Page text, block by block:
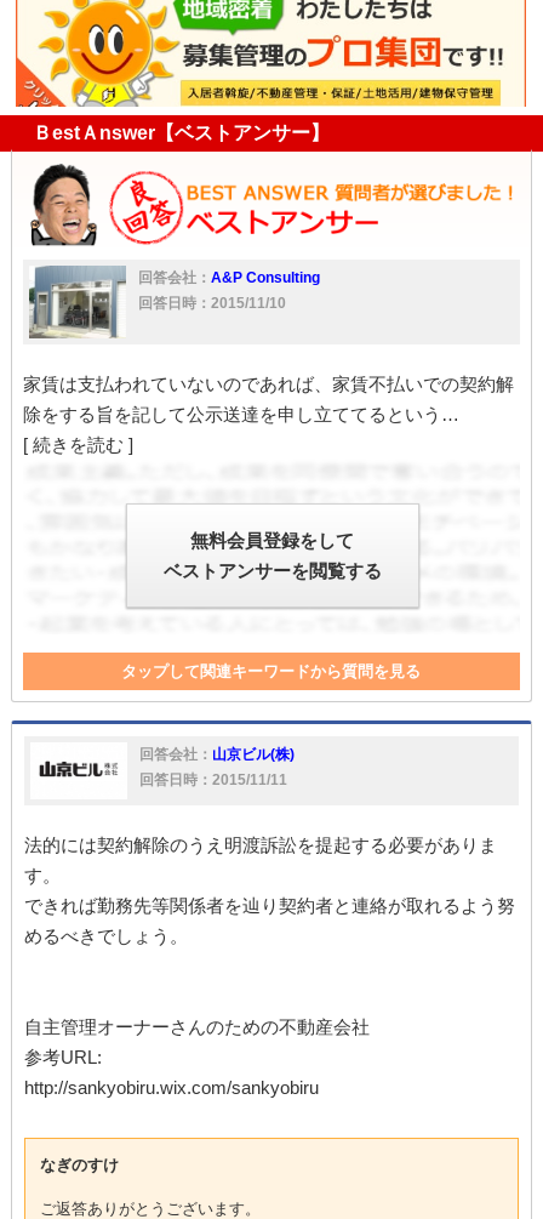
ＢestＡnswer【ベストアンサー】
回答会社： A&P Consulting
回答日時：2015/11/10
家賃は支払われていないのであれば、家賃不払いでの契約解
除をする旨を記して公示送達を申し立ててるという…
[ 続きを読む ]
無料会員登録をして
ベストアンサーを閲覧する
タップして関連キーワードから質問を見る
契約解除 訴訟 家 家賃 電話 明け渡し
回答会社： 山京ビル(株)
回答日時：2015/11/11
法的には契約解除のうえ明渡訴訟を提起する必要がありま
す。
できれば勤務先等関係者を辿り契約者と連絡が取れるよう努
めるべきでしょう。
自主管理オーナーさんのための不動産会社
参考URL:
http://sankyobiru.wix.com/sankyobiru
なぎのすけ
ご返答ありがとうございます。